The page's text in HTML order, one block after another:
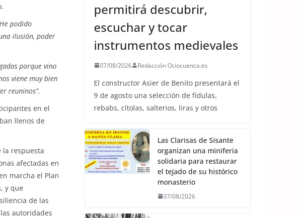
podido
ilusión, poder
porque vino
viene muy bien
reuninos”.
en el
llenos de
la respuesta
afectadas en
marcha el Plan
y que
de las
autoridades
permitirá descubrir,
escuchar y tocar
instrumentos medievales
07/08/2026 Redacción Ociocuenca.es
El constructor Asier de Benito presentará el
9 de agosto una selección de fídulas,
rebabs, cítolas, salterios, liras y otros
Las Clarisas de Sisante
organizan una miniferia
solidaria para restaurar
el tejado de su histórico
monasterio
07/08/2026